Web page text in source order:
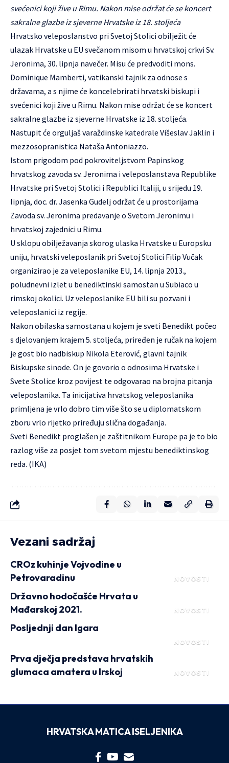
svećenici koji žive u Rimu. Nakon mise održat će se koncert
sakralne glazbe iz sjeverne Hrvatske iz 18. stoljeća
Hrvatsko veleposlanstvo pri Svetoj Stolici obilježit će
ulazak Hrvatske u EU svečanom misom u hrvatskoj crkvi Sv.
Jeronima, 30. lipnja navečer. Misu će predvoditi mons.
Dominique Mamberti, vatikanski tajnik za odnose s
državama, a s njime će koncelebrirati hrvatski biskupi i
svećenici koji žive u Rimu. Nakon mise održat će se koncert
sakralne glazbe iz sjeverne Hrvatske iz 18. stoljeća.
Nastupit će orguljaš varaždinske katedrale Višeslav Jaklin i
mezzosopranistica Nataša Antoniazzo.
Istom prigodom pod pokroviteljstvom Papinskog
hrvatskog zavoda sv. Jeronima i veleposlanstava Republike
Hrvatske pri Svetoj Stolici i Republici Italiji, u srijedu 19.
lipnja, doc. dr. Jasenka Gudelj održat će u prostorijama
Zavoda sv. Jeronima predavanje o Svetom Jeronimu i
hrvatskoj zajednici u Rimu.
U sklopu obilježavanja skorog ulaska Hrvatske u Europsku
uniju, hrvatski veleposlanik pri Svetoj Stolici Filip Vučak
organizirao je za veleposlanike EU, 14. lipnja 2013.,
poludnevni izlet u benediktinski samostan u Subiaco u
rimskoj okolici. Uz veleposlanike EU bili su pozvani i
veleposlanici iz regije.
Nakon obilaska samostana u kojem je sveti Benedikt počeo
s djelovanjem krajem 5. stoljeća, priređen je ručak na kojem
je gost bio nadbiskup Nikola Eterović, glavni tajnik
Biskupske sinode. On je govorio o odnosima Hrvatske i
Svete Stolice kroz povijest te odgovarao na brojna pitanja
veleposlanika. Ta inicijativa hrvatskog veleposlanika
primljena je vrlo dobro tim više što se u diplomatskom
zboru vrlo rijetko priređuju slična događanja.
Sveti Benedikt proglašen je zaštitnikom Europe pa je to bio
razlog više za posjet tom svetom mjestu benediktinskog
reda. (IKA)
Vezani sadržaj
NOVOSTI
CROz kuhinje Vojvodine u
Petrovaradinu
NOVOSTI
Državno hodočašće Hrvata u
Mađarskoj 2021.
NOVOSTI
Posljednji dan Igara
NOVOSTI
Prva dječja predstava hrvatskih
glumaca amatera u Irskoj
HRVATSKA MATICA ISELJENIKA